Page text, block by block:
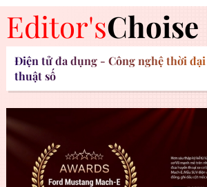
Editor'sChoise
Điện tử đa dụng - Công nghệ thời
thuật số